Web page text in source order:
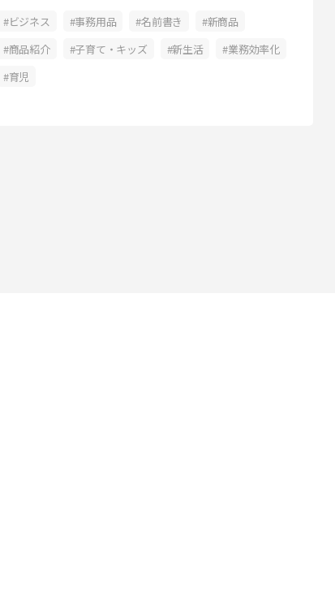
ビジネス 事務用品 名前書き
新商品
商品紹介
子育て・キッズ 新生活
業務効率化
育児